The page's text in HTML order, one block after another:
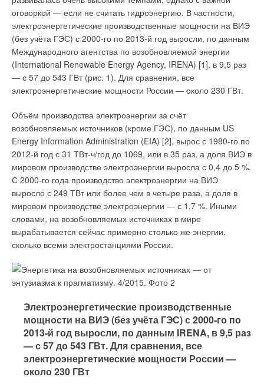
оговоркой — если не считать гидроэнергию. В частности,
электроэнергетические производственные мощности на ВИЭ
(без учёта ГЭС) с 2000-го по 2013-й год выросли, по данным
Международного агентства по возобновляемой энергии
(International Renewable Energy Agency, IRENA) [1], в 9,5 раз
— с 57 до 543 ГВт (рис. 1). Для сравнения, все
электроэнергетические мощности России — около 230 ГВт.
Объём производства электроэнергии за счёт
возобновляемых источников (кроме ГЭС), по данным US
Energy Information Administration (EIA) [2], вырос с 1980-го по
2012-й год с 31 ТВт-ч/год до 1069, или в 35 раз, а доля ВИЭ в
мировом производстве электроэнергии выросла с 0,4 до 5 %.
С 2000-го года производство электроэнергии на ВИЭ
выросло с 249 ТВт или более чем в четыре раза, а доля в
мировом производстве электроэнергии — с 1,7 %. Иными
словами, на возобновляемых источниках в мире
вырабатывается сейчас примерно столько же энергии,
сколько всеми электростанциями России.
Электроэнергетические производственные
мощности на ВИЭ (без учёта ГЭС) с 2000-го по
2013-й год выросли, по данным IRENA, в 9,5 раз
— с 57 до 543 ГВт. Для сравнения, все
электроэнергетические мощности России —
около 230 ГВт
производства в России — 25 процентов от общего объёма
поставок «ВИЛО РУС» составляет оборудование,
производимое на наших сборочных производствах в Москве
и Екатеринбурге.
:: Действительно, рыночная ситуация диктует движение
в сторону импортозамещения и локализации. Давайте
поговорим о строящемся заводе. В 2013-м году
камня предприятия по производству насосов Wilo.
Расскажите, в какой стадии находится проект? Не
изменились ли планы по срокам запуска и
производительности предприятия?
Й.Д.: Я очень рад, что наш завод уже стоит. Если вы
приедете на место его возведения, то увидите, что уже
готовы каркасы офисного здания, производственных и
складских помещений, вырыт глубокий котлован под
тестовый стенд. Сейчас начались работы по монтажу кровли.
По нашим расчётам, производство и склад будут запущены в
начале следующего года, а офис в Ногинске заработает
через год, в апреле-мае 2016-го года. Завод будет большим
— на нём будут производиться насосы не только для России,
Казахстана, Узбекистана, Белоруссии и других стран,
включая Монголию. Это будет настоящая производственная
платформа. Совет директоров компании в Германии
оказывает проекту полную поддержку — для концерна WILO
SE это одна из крупнейших инвестиций за последние годы.
Мы строим быстро — сейчас подрядная компания работает